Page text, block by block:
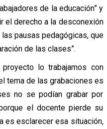
de la educación” y
el derecho a la desconexión
pausas pedagógicas, que
de las clases”.
lo trabajamos con
tema de las grabaciones es
no se podían grabar por
el docente pierde su
es esclarecer esa situación,